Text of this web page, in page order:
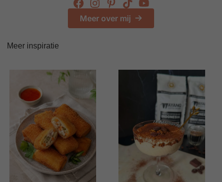
Meer over mij
Meer inspiratie